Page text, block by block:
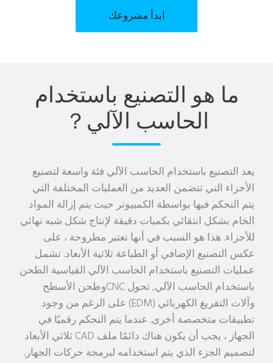
ابدأ مشروعك
ما هو التصنيع باستخدام
الحاسب الآلي？
يعد التصنيع باستخدام الحاسب الآلي فئة واسعة لتصنيع
الأجزاء التي تتضمن العديد من العمليات المختلفة التي
يتم التحكم فيها بواسطة الكمبيوتر حيث يتم إزالة المواد
الخام بشكل انتقائي بكميات دقيقة لإنتاج شكل شبه نهائي
للأجزاء. هذا هو السبب في أنها تعتبر مطروحة ، على
عكس التصنيع الإضافي أو الطباعة ثلاثية الأبعاد. تشمل
عمليات التصنيع باستخدام الحاسب الآلي القياسية الطحن
باستخدام الحاسب الآلي,تحول CNC
وطحن الأسطح
وآلات التفريغ الكهربائي (EDM) على الرغم من وجود
تطبيقات متخصصة أخرى. عندما يتم التحكم رقميًا في
الجهاز ، يجب أن يكون هناك دائمًا ملف CAD ثلاثي الأبعاد
لتصميم الجزء الذي يتم استخدامه لبرمجة حركات الجهاز.